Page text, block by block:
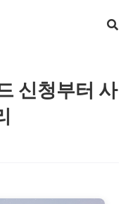
신청부터 사